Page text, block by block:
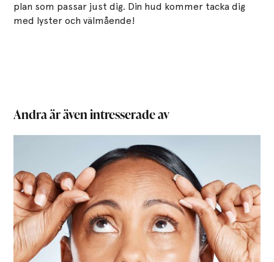
plan som passar just dig. Din hud kommer tacka dig
med lyster och välmående!​
Andra är även intresserade av